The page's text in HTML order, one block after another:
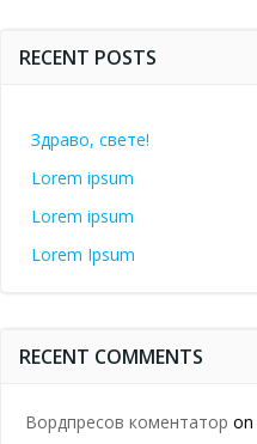
RECENT POSTS
Здраво, свете!
Lorem ipsum
Lorem ipsum
Lorem Ipsum
RECENT COMMENTS
Вордпресов коментатор on